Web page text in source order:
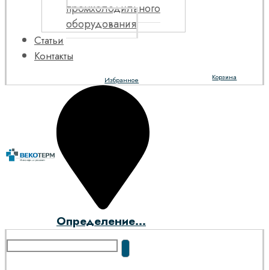
промхолодильного
оборудования
Статьи
Контакты
Корзина
Избранное
Определение...